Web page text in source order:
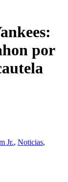
por
Jr., Noticias,